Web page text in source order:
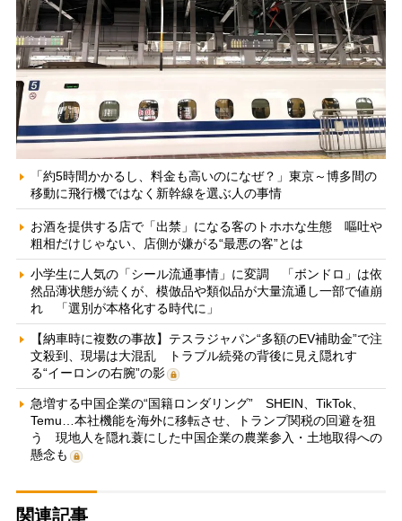
「約5時間かかるし、料金も高いのになぜ？」東京～博多間の
移動に飛行機ではなく新幹線を選ぶ人の事情
お酒を提供する店で「出禁」になる客のトホホな生態 嘔吐や
粗相だけじゃない、店側が嫌がる“最悪の客”とは
小学生に人気の「シール流通事情」に変調 「ボンドロ」は依
然品薄状態が続くが、模倣品や類似品が大量流通し一部で値崩
れ 「選別が本格化する時代に」
【納車時に複数の事故】テスラジャパン“多額のEV補助金”で注
文殺到、現場は大混乱 トラブル続発の背後に見え隠れす
る“イーロンの右腕”の影
急増する中国企業の“国籍ロンダリング” SHEIN、TikTok、
Temu…本社機能を海外に移転させ、トランプ関税の回避を狙
う 現地人を隠れ蓑にした中国企業の農業参入・土地取得への
懸念も
関連記事